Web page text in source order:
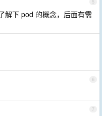
5
解下 pod 的概念，后面有需
6
7